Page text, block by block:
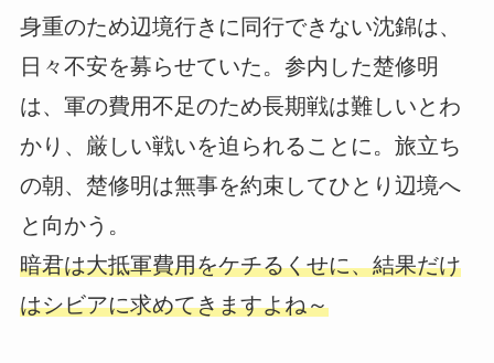
身重のため辺境行きに同行できない沈錦は、
日々不安を募らせていた。参内した楚修明
は、軍の費用不足のため長期戦は難しいとわ
かり、厳しい戦いを迫られることに。旅立ち
の朝、楚修明は無事を約束してひとり辺境へ
と向かう。
暗君は大抵軍費用をケチるくせに、結果だけ
はシビアに求めてきますよね～